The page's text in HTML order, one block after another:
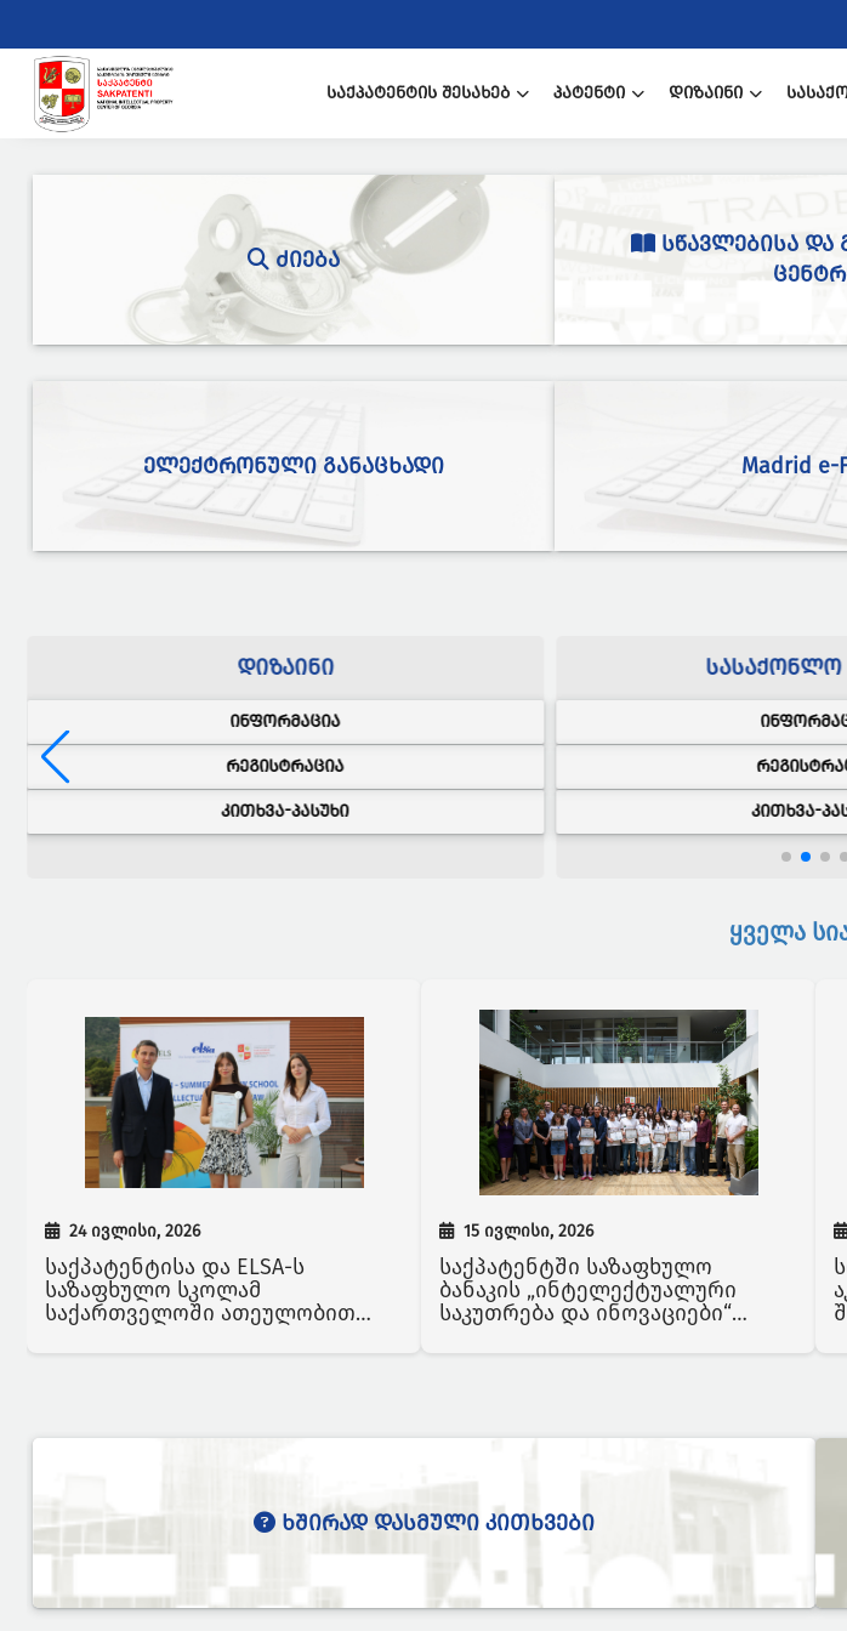
ᲡᲐᲥᲞᲐᲢᲔᲜᲢᲘᲡ ᲨᲔᲡᲐᲮᲔᲑ ᲞᲐᲢᲔᲜᲢᲘ ᲓᲘᲖᲐᲘᲜᲘ
ᲫᲘᲔᲑᲐ
ᲡᲬᲐᲕᲚᲔᲑᲘᲡᲐ ᲓᲐ
ᲔᲚᲔᲥᲢᲠᲝᲜᲣᲚᲘ ᲒᲐᲜᲐᲪᲮᲐᲓᲘ Madrid e-
ᲓᲘᲖᲐᲘᲜᲘ
ᲘᲜᲤᲝᲠᲛᲐᲪᲘᲐ
ᲠᲔᲒᲘᲡᲢᲠᲐᲪᲘᲐ
ᲙᲘᲗᲮᲕᲐ-ᲞᲐᲡᲣᲮᲘ
ᲡᲐᲡᲐᲥᲝᲜᲚᲝ
ᲙᲘᲗᲮᲕᲐ-
ყველა
24 ივლისი, 2026
საქპატენტისა და ELSA-ს
საზაფხულო სკოლამ
საქართველოში ათეულობით
15 ივლისი, 2026
საქპატენტში საზაფხულო
ბანაკის „ინტელექტუალური
საკუთრება და ინოვაციები“
ᲮᲨᲘᲠᲐᲓ ᲓᲐᲡᲛᲣᲚᲘ ᲙᲘᲗᲮᲕᲔᲑᲘ